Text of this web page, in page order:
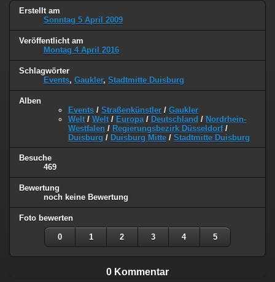
Erstellt am
Sonntag 5 April 2009
Veröffentlicht am
Montag 4 April 2016
Schlagwörter
Events, Gaukler, Stadtmitte Duisburg
Alben
Events / Straßenkünstler / Gaukler
Welt / Welt / Europa / Deutschland / Nordrhein-
Westfalen / Regierungsbezirk Düsseldorf/
Duisburg / Duisburg Mitte / Stadtmitte Duisburg
Besuche
469
Bewertung
noch keine Bewertung
Foto bewerten
0 1 2 3 4 5
0 Kommentar